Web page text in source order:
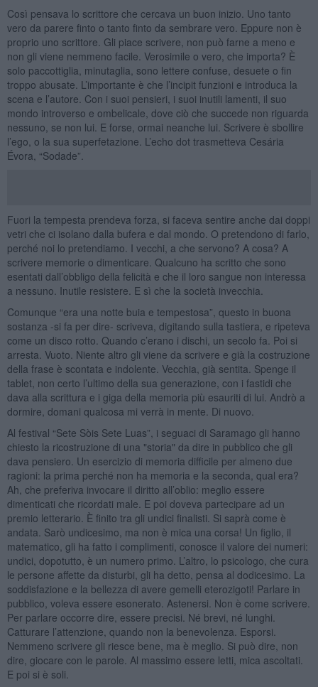
Così pensava lo scrittore che cercava un buon inizio. Uno tanto
vero da parere finto o tanto finto da sembrare vero. Eppure non è
proprio uno scrittore. Gli piace scrivere, non può farne a meno e
non gli viene nemmeno facile. Verosimile o vero, che importa? È
solo paccottiglia, minutaglia, sono lettere confuse, desuete o fin
troppo abusate. L’importante è che l’incipit funzioni e introduca la
scena e l’autore. Con i suoi pensieri, i suoi inutili lamenti, il suo
mondo introverso e ombelicale, dove ciò che succede non riguarda
nessuno, se non lui. E forse, ormai neanche lui. Scrivere è sbollire
l’ego, o la sua superfetazione. L’echo dot trasmetteva Cesária
Évora, “Sodade”.
Fuori la tempesta prendeva forza, si faceva sentire anche dai doppi
vetri che ci isolano dalla bufera e dal mondo. O pretendono di farlo,
perché noi lo pretendiamo. I vecchi, a che servono? A cosa? A
scrivere memorie o dimenticare. Qualcuno ha scritto che sono
esentati dall’obbligo della felicità e che il loro sangue non interessa
a nessuno. Inutile resistere. E sì che la società invecchia.
Comunque “era una notte buia e tempestosa”, questo in buona
sostanza -si fa per dire- scriveva, digitando sulla tastiera, e ripeteva
come un disco rotto. Quando c’erano i dischi, un secolo fa. Poi si
arresta. Vuoto. Niente altro gli viene da scrivere e già la costruzione
della frase è scontata e indolente. Vecchia, già sentita. Spenge il
tablet, non certo l’ultimo della sua generazione, con i fastidi che
dava alla scrittura e i giga della memoria più esauriti di lui. Andrò a
dormire, domani qualcosa mi verrà in mente. Di nuovo.
Al festival “Sete Sòis Sete Luas”, i seguaci di Saramago gli hanno
chiesto la ricostruzione di una "storia" da dire in pubblico che gli
dava pensiero. Un esercizio di memoria difficile per almeno due
ragioni: la prima perché non ha memoria e la seconda, qual era?
Ah, che preferiva invocare il diritto all’oblio: meglio essere
dimenticati che ricordati male. E poi doveva partecipare ad un
premio letterario. È finito tra gli undici finalisti. Si saprà come è
andata. Sarò undicesimo, ma non è mica una corsa! Un figlio, il
matematico, gli ha fatto i complimenti, conosce il valore dei numeri:
undici, dopotutto, è un numero primo. L’altro, lo psicologo, che cura
le persone affette da disturbi, gli ha detto, pensa al dodicesimo. La
soddisfazione e la bellezza di avere gemelli eterozigoti! Parlare in
pubblico, voleva essere esonerato. Astenersi. Non è come scrivere.
Per parlare occorre dire, essere precisi. Né brevi, né lunghi.
Catturare l’attenzione, quando non la benevolenza. Esporsi.
Nemmeno scrivere gli riesce bene, ma è meglio. Si può dire, non
dire, giocare con le parole. Al massimo essere letti, mica ascoltati.
E poi si è soli.